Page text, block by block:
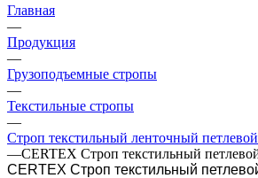
Главная
—
Продукция
—
Грузоподъемные стропы
—
Текстильные стропы
—
Строп текстильный ленточный
—CERTEX Строп текстильный
CERTEX Строп текстильный